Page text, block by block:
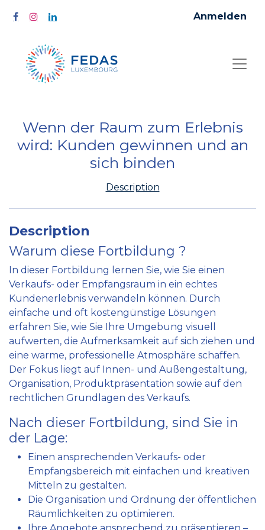
Anmelden
Wenn der Raum zum Erlebnis
wird: Kunden gewinnen und an
sich binden
Description
Description
Warum diese Fortbildung ?
In dieser Fortbildung lernen Sie, wie Sie einen
Verkaufs- oder Empfangsraum in ein echtes
Kundenerlebnis verwandeln können. Durch
einfache und oft kostengünstige Lösungen
erfahren Sie, wie Sie Ihre Umgebung visuell
aufwerten, die Aufmerksamkeit auf sich ziehen und
eine warme, professionelle Atmosphäre schaffen.
Der Fokus liegt auf Innen- und Außengestaltung,
Organisation, Produktpräsentation sowie auf den
rechtlichen Grundlagen des Verkaufs.
Nach dieser Fortbildung, sind Sie in
der Lage:
Einen ansprechenden Verkaufs- oder
Empfangsbereich mit einfachen und kreativen
Mitteln zu gestalten.
Die Organisation und Ordnung der öffentlichen
Räumlichkeiten zu optimieren.